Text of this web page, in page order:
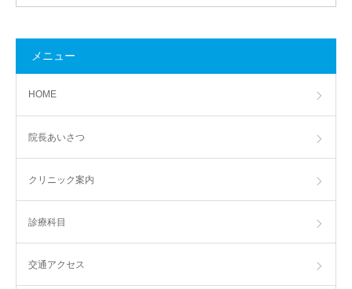
メニュー
HOME
院長あいさつ
クリニック案内
診療科目
交通アクセス